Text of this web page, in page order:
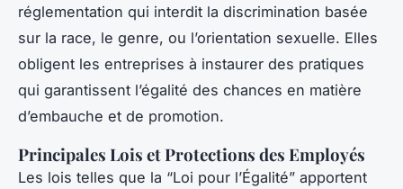
réglementation qui interdit la discrimination basée
sur la race, le genre, ou l’orientation sexuelle. Elles
obligent les entreprises à instaurer des pratiques
qui garantissent l’égalité des chances en matière
d’embauche et de promotion.
Principales Lois et Protections des Employés
Les lois telles que la “Loi pour l’Égalité” apportent